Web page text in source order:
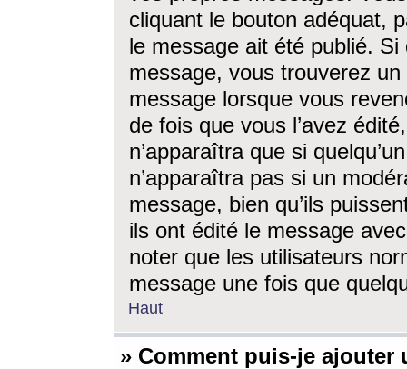
cliquant le bouton adéquat,
le message ait été publié. Si
message, vous trouverez
message lorsque vous
de fois que vous l’avez
n’apparaîtra que si
n’apparaîtra pas si un
message, bien qu’ils
ils ont édité le message
noter que les utilisateurs
message une fois que
Haut
» Comment puis-je ajouter